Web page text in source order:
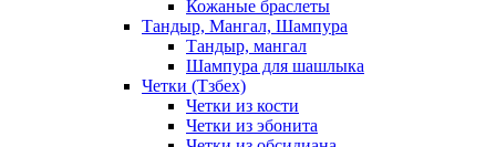
Кожаные браслеты
Тандыр, Мангал, Шампура
Тандыр, мангал
Шампура для шашлыка
Четки (Тзбех)
Четки из кости
Четки из эбонита